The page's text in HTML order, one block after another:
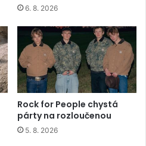
6. 8. 2026
Rock for People chystá
párty na rozloučenou
5. 8. 2026